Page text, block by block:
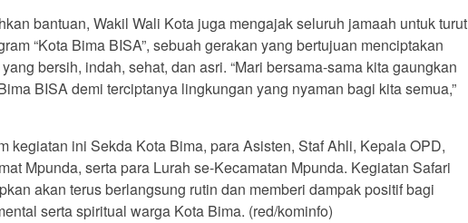
bantuan, Wakil Wali Kota juga mengajak seluruh jamaah untuk turut
“Kota Bima BISA”, sebuah gerakan yang bertujuan menciptakan
bersih, indah, sehat, dan asri. “Mari bersama-sama kita gaungkan
BISA demi terciptanya lingkungan yang nyaman bagi kita semua,”
kegiatan ini Sekda Kota Bima, para Asisten, Staf Ahli, Kepala OPD,
Mpunda, serta para Lurah se-Kecamatan Mpunda. Kegiatan Safari
akan terus berlangsung rutin dan memberi dampak positif bagi
serta spiritual warga Kota Bima. (red/kominfo)